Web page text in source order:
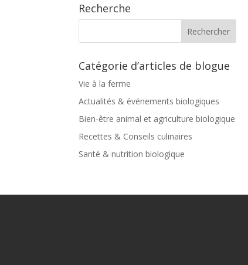
Recherche
Catégorie d’articles de blogue
Vie à la ferme
Actualités & événements biologiques
Bien-être animal et agriculture biologique
Recettes & Conseils culinaires
Santé & nutrition biologique